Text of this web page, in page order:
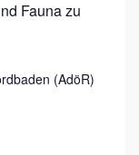
Fauna zu
(AdöR)